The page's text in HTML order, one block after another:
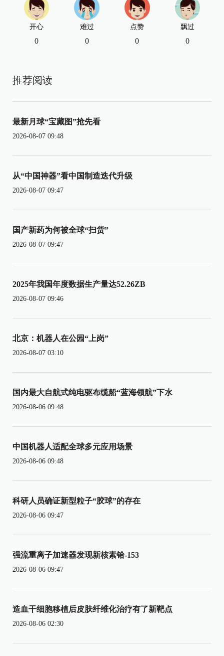
开心
0
难过
0
点赞
0
飘过
0
推荐阅读
最新月球“宝藏图”抢先看
2026-08-07 09:48
从“中国神器”看中国制造迭代升级
2026-08-07 09:47
国产新药为何被全球“扫货”
2026-08-07 09:47
2025年我国年度数据生产量达52.26ZB
2026-08-07 09:46
北京：机器人在公园“上岗”
2026-08-07 03:10
国内最大自航式纯电驱布缆船“蓝海领航”下水
2026-08-06 09:48
中国机器人适配全球多元应用场景
2026-08-06 09:48
科研人员确证新型粒子“胶球”的存在
2026-08-06 09:47
强流重离子加速器发现新核素铪-153
2026-08-06 09:47
造血干细胞移植后皮肤纤维化治疗有了新靶点
2026-08-06 02:30